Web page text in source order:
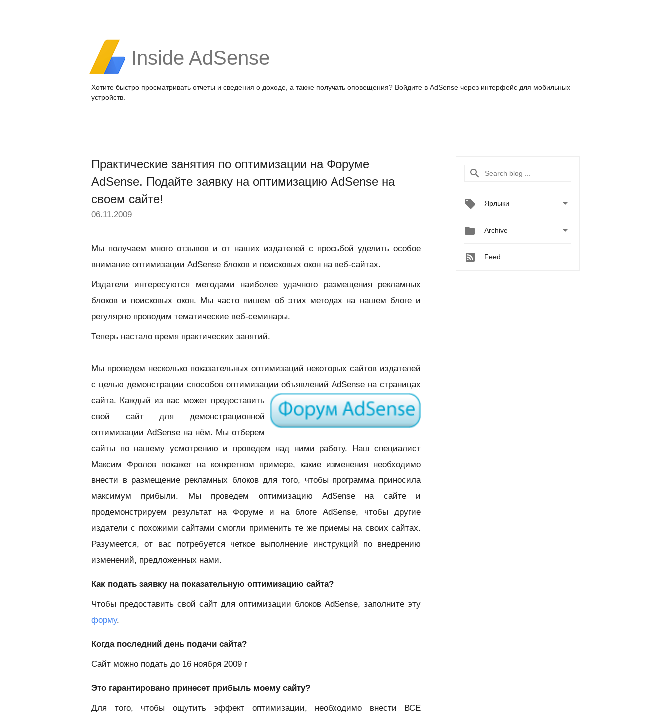
Inside AdSense
Хотите быстро просматривать отчеты и сведения о доходе, а также получать оповещения? Войдите в AdSense через интерфейс для мобильных
устройств.
Практические занятия по оптимизации на Форуме
AdSense. Подайте заявку на оптимизацию AdSense на
своем сайте!
06.11.2009
Мы получаем много отзывов и от наших издателей с просьбой уделить особое
внимание оптимизации AdSense блоков и поисковых окон на веб-сайтах.
Издатели интересуются методами наиболее удачного размещения рекламных
блоков и поисковых окон. Мы часто пишем об этих методах на нашем блоге и
регулярно проводим тематические веб-семинары.
Теперь настало время практических занятий.
Мы проведем несколько показательных оптимизаций некоторых сайтов издателей
с целью демонстрации способов оптимизации объявлений AdSense на страницах
сайта. Каждый из вас может предоставить
свой сайт для демонстрационной
оптимизации AdSense на нём. Мы отберем
сайты по нашему усмотрению и проведем над ними работу. Наш специалист
Максим Фролов покажет на конкретном примере, какие изменения необходимо
внести в размещение рекламных блоков для того, чтобы программа приносила
максимум прибыли. Мы проведем оптимизацию AdSense на сайте и
продемонстрируем результат на Форуме и на блоге AdSense, чтобы другие
издатели с похожими сайтами смогли применить те же приемы на своих сайтах.
Разумеется, от вас потребуется четкое выполнение инструкций по внедрению
изменений, предложенных нами.
Как подать заявку на показательную оптимизацию сайта?
Чтобы предоставить свой сайт для оптимизации блоков AdSense, заполните эту
форму.
Когда последний день подачи сайта?
Сайт можно подать до 16 ноября 2009 г
Это гарантировано принесет прибыль моему сайту?
Для того, чтобы ощутить эффект оптимизации, необходимо внести ВСЕ
Ярлыки 
 Archive 
Feed